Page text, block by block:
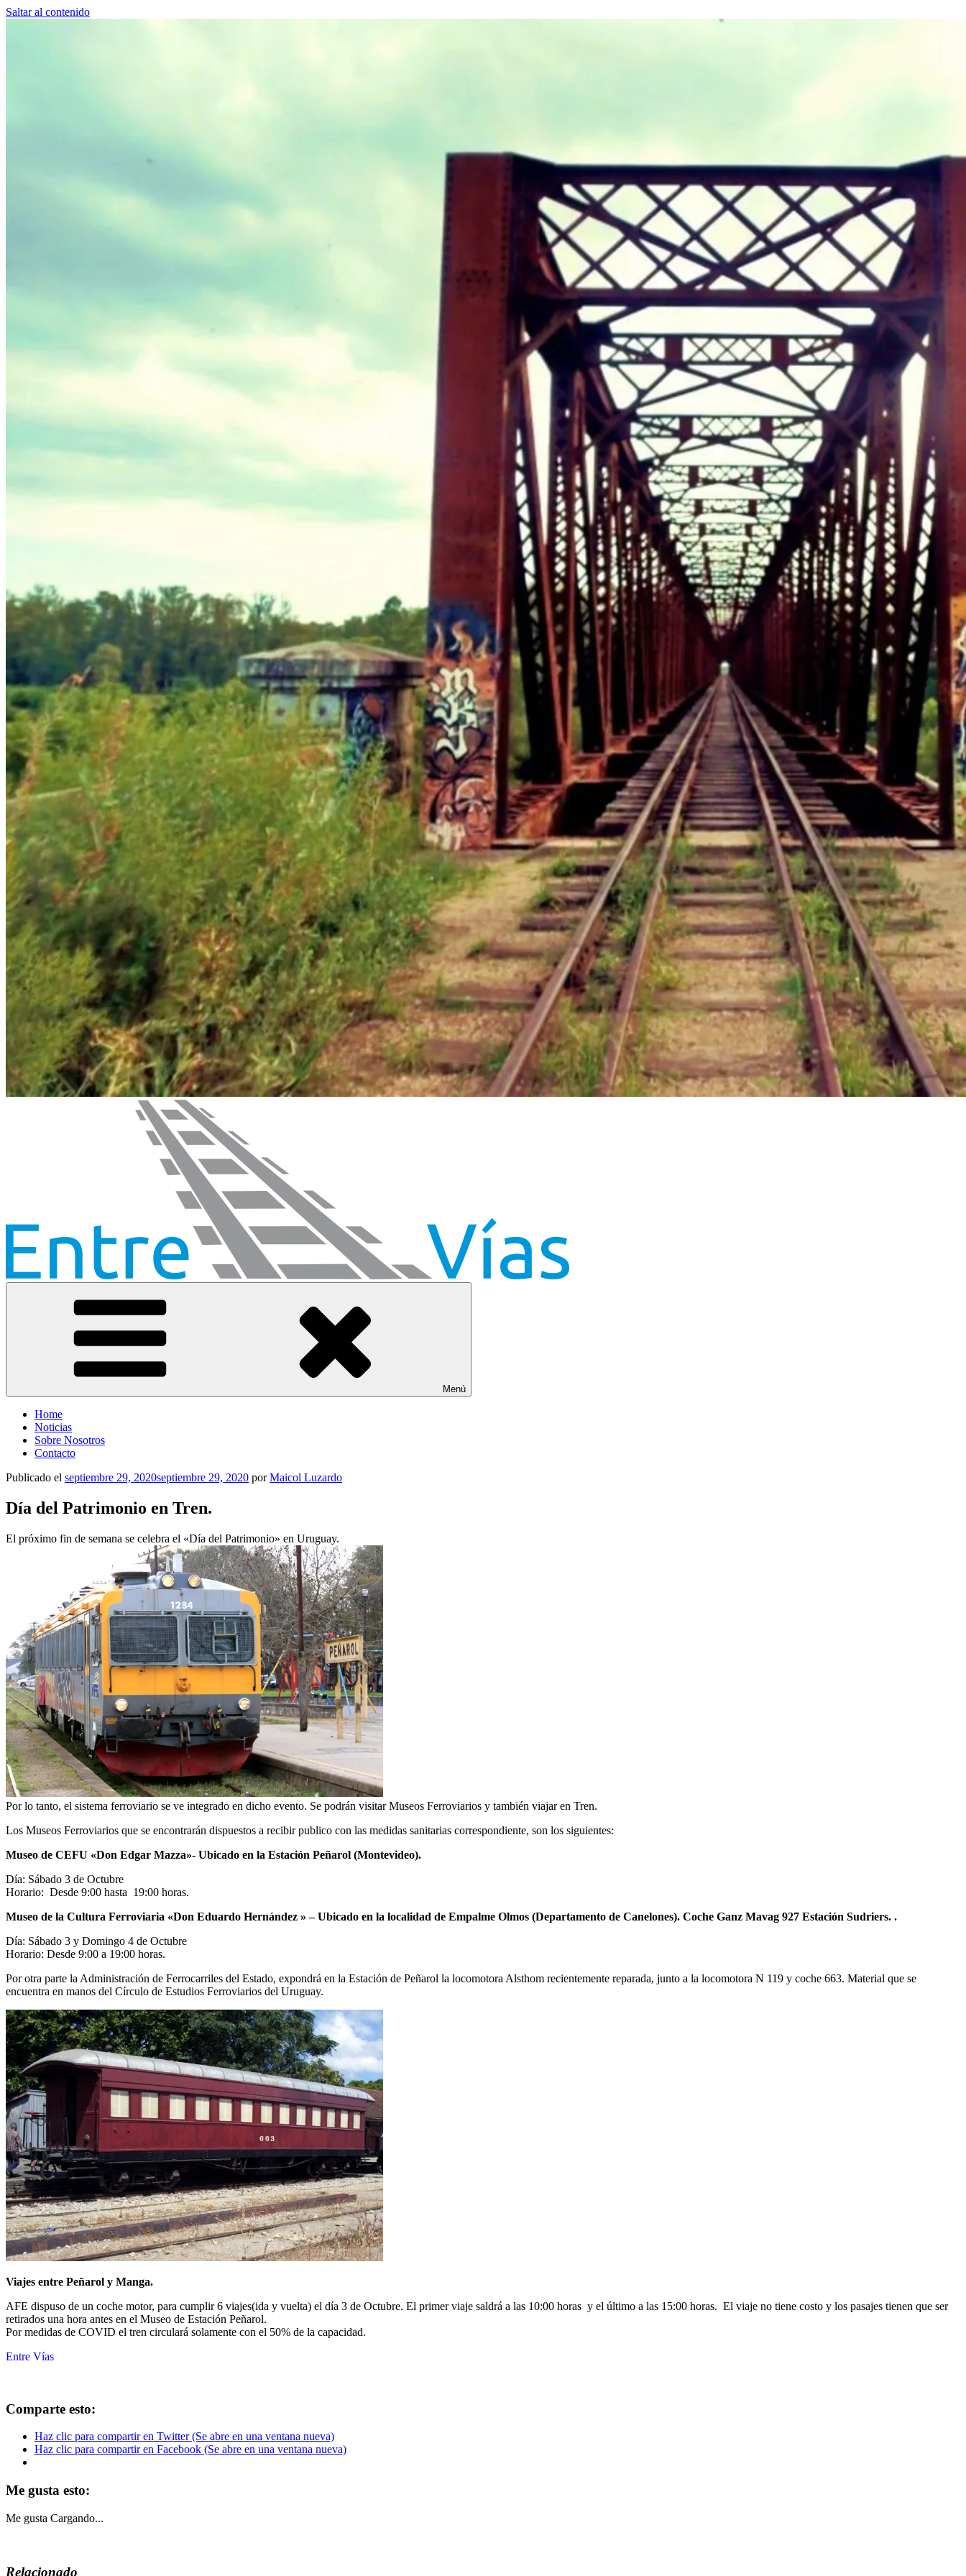
Saltar al contenido
Información ferroviaria
Menú
Home
Noticias
Sobre Nosotros
Contacto
Publicado el septiembre 29, 2020septiembre 29, 2020 porMaicol Luzardo
Día del Patrimonio en Tren.
El próximo fin de semana se celebra el «Día del Patrimonio» en Uruguay.
Por lo tanto, el sistema ferroviario se ve integrado en dicho evento. Se podrán visitar Museos Ferroviarios y también viajar en Tren.
Los Museos Ferroviarios que se encontrarán dispuestos a recibir publico con las medidas sanitarias correspondiente, son los siguientes:
Museo de CEFU «Don Edgar Mazza»- Ubicado en la Estación Peñarol (Montevideo).
Día: Sábado 3 de Octubre
Horario: Desde 9:00 hasta 19:00 horas.
Museo de la Cultura Ferroviaria «Don Eduardo Hernández » – Ubicado en la localidad de Empalme Olmos (Departamento de Canelones). Coche Ganz Mavag 927 Estación Sudriers. .
Día: Sábado 3 y Domingo 4 de Octubre
Horario: Desde 9:00 a 19:00 horas.
Por otra parte la Administración de Ferrocarriles del Estado, expondrá en la Estación de Peñarol la locomotora Alsthom recientemente reparada, junto a la locomotora N 119 y coche 663. Material que se
encuentra en manos del Círculo de Estudios Ferroviarios del Uruguay.
Viajes entre Peñarol y Manga.
AFE dispuso de un coche motor, para cumplir 6 viajes(ida y vuelta) el día 3 de Octubre. El primer viaje saldrá a las 10:00 horas y el último a las 15:00 horas. El viaje no tiene costo y los pasajes tienen que ser
retirados una hora antes en el Museo de Estación Peñarol.
Por medidas de COVID el tren circulará solamente con el 50% de la capacidad.
Entre Vías
Comparte esto:
Haz clic para compartir en Twitter (Se abre en una ventana nueva)
Haz clic para compartir en Facebook (Se abre en una ventana nueva)
Me gusta esto:
Me gusta Cargando...
Relacionado